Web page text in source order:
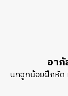
อา
นกฮูกน้อยฝึกหัด